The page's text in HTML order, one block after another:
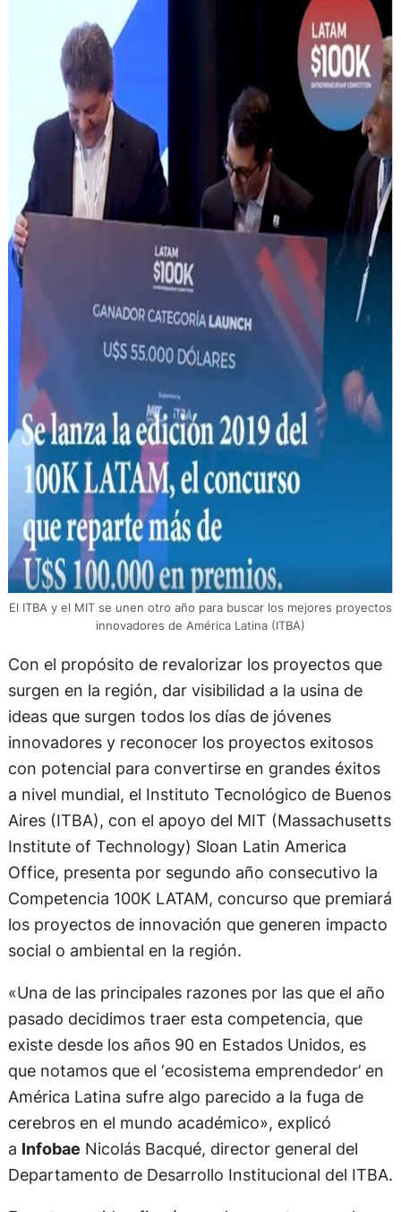
El ITBA y el MIT se unen otro año para buscar los mejores proyectos
innovadores de América Latina (ITBA)
Con el propósito de revalorizar los proyectos que
surgen en la región, dar visibilidad a la usina de
ideas que surgen todos los días de jóvenes
innovadores y reconocer los proyectos exitosos
con potencial para convertirse en grandes éxitos
a nivel mundial, el Instituto Tecnológico de Buenos
Aires (ITBA), con el apoyo del MIT (Massachusetts
Institute of Technology) Sloan Latin America
Office, presenta por segundo año consecutivo la
Competencia 100K LATAM, concurso que premiará
los proyectos de innovación que generen impacto
social o ambiental en la región.
«Una de las principales razones por las que el año
pasado decidimos traer esta competencia, que
existe desde los años 90 en Estados Unidos, es
que notamos que el ‘ecosistema emprendedor’ en
América Latina sufre algo parecido a la fuga de
cerebros en el mundo académico», explicó
a Infobae Nicolás Bacqué, director general del
Departamento de Desarrollo Institucional del ITBA.